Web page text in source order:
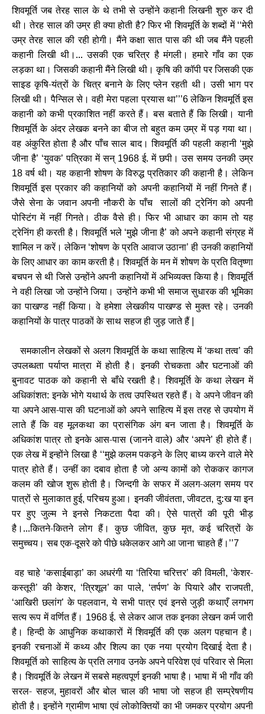
शिवमूर्ति जब तेरह साल के थे तभी से उन्होंने कहानी लिखनी शुरु कर दी
थी। तेरह साल की उम्र ही क्या होती है?फिर भी शिवमूर्ति के शब्दों में ‘‘मेरी
उम्र तेरह साल की रही होगी। मैंने कक्षा सात पास की थी जब मैंने पहली
कहानी लिखी थी।... उसकी एक चरित्र है मंगली। हमारे गाँव का एक
लड़का था। जिसकी कहानी मैंने लिखी थी। कृषि की कॉपी पर जिसकी एक
साइड कृषि-यंत्रों के चित्र बनाने के लिए प्लेन रहती थी। उसी भाग पर
लिखी थी। पैन्सिल से। वही मेरा पहला प्रयास था’’’6लेकिन शिवमूर्ति इस
कहानी को कभी प्रकाशित नहीं करते हैं। बस बताते हैं कि लिखी। यानी
शिवमूर्ति के अंदर लेखक बनने का बीज तो बहुत कम उम्र में पड़ गया था।
वह अंकुरित होता है और पाँच साल बाद। शिवमूर्ति की पहली कहानी ‘मुझे
जीना है’ ‘युवक’पत्रिका में सन् 1968 ई. में छपी। उस समय उनकी उम्र
18 वर्ष थी। यह कहानी शोषण के विरुद्ध प्रतिकार की कहानी है। लेकिन
शिवमूर्ति इस प्रकार की कहानियों को अपनी कहानियों में नहीं गिनते हैं।
जैसे सेना के जवान अपनी नौकरी के पाँच सालों की ट्रेनिंग को अपनी
पोस्टिंग में नहीं गिनते। ठीक वैसे ही। फिर भी आधार का काम तो यह
ट्रेनिंग ही करती है। शिवमूर्ति भले ‘मुझे जीना है’को अपने कहानी संग्रह में
शामिल न करें। लेकिन ‘शोषण के प्रति आवाज उठाना’ही उनकी कहानियों
के लिए आधार का काम करती है। शिवमूर्ति के मन में शोषण के प्रति वितृष्णा
बचपन से थी जिसे उन्होंने अपनी कहानियों में अभिव्यक्त किया है। शिवमूर्ति
ने वही लिखा जो उन्होंने जिया। उन्होंने कभी भी समाज सुधारक की भूमिका
का पाखण्ड नहीं किया। वे हमेशा लेखकीय पाखण्ड से मुक्त रहे। उनकी
कहानियों के पात्र पाठकों के साथ सहज ही जुड़ जाते हैं
समकालीन लेखकों से अलग शिवमूर्ति के कथा साहित्य में ‘कथा तत्व’की
उपलब्धता पर्याप्त मात्रा में होती है। इनकी रोचकता और घटनाओं की
बुनावट पाठक को कहानी से बाँधे रखती है। शिवमूर्ति के कथा लेखन में
अधिकांशत: इनके भोगे यथार्थ के तत्व उपस्थित रहते हैं। वे अपने जीवन की
या अपने आस-पास की घटनाओं को अपने साहित्य में इस तरह से उपयोग में
लाते हैं कि वह मूलकथा का प्रासंगिक अंग बन जाता है। शिवमूर्ति के
अधिकांश पात्र तो इनके आस-पास (जानने वाले) और ‘अपने’ही होते हैं।
एक लेख में इन्होंने लिखा है ‘‘मुझे कलम पकड़ने के लिए बाध्य करने वाले मेरे
पात्र होते हैं। उन्हीं का दबाव होता है जो अन्य कामों को रोककर कागज
कलम की खोज शुरू होती है। जिन्दगी के सफर में अलग-अलग समय पर
पात्रों से मुलाकात हुई,परिचय हुआ। इनकी जीवंतता,जीवटत,दु:ख या इन
पर हुए जुल्म ने इनसे निकटता पैदा की। ऐसे पात्रों की पूरी भीड़
है।...कितने-कितने लोग हैं। कुछ जीवित,कुछ मृत,कई चरित्रों के
समुच्चय। सब एक-दूसरे को पीछे धकेलकर आगे आ जाना चाहते हैं। ’’7
वह चाहे ‘कसाईबाड़ा’का अधरंगी या ‘तिरिया चरित्तर’की विमली, ‘केशर-
कस्तूरी’की केशर, ‘त्रिशूल’का पाले, ‘तर्पण’के पियारे और राजपती,
‘आखिरी छलांग’के पहलवान,ये सभी पात्र एवं इनसे जुड़ी कथाएँ लगभग
सत्य रूप में वर्णित हैं। 1968ई. से लेकर आज तक इनका लेखन कर्म जारी
है। हिन्दी के आधुनिक कथाकारों में शिवमूर्ति की एक अलग पहचान है।
इनकी रचनाओं में कथ्य और शिल्प का एक नया प्रयोग दिखाई देता है।
शिवमूर्ति को साहित्य के प्रति लगाव उनके अपने परिवेश एवं परिवार से मिला
है। शिवमूर्ति के लेखन में सबसे महत्वपूर्ण इनकी भाषा है। भाषा में भी गाँव की
सरल- सहज,मुहावरों और बोल चाल की भाषा जो सहज ही सम्प्रेषणीय
होती है। इन्होंने ग्रामीण भाषा एवं लोकोक्तियों का भी जमकर प्रयोग अपनी